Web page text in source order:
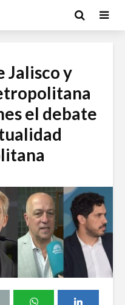
Jalisco y
el debate